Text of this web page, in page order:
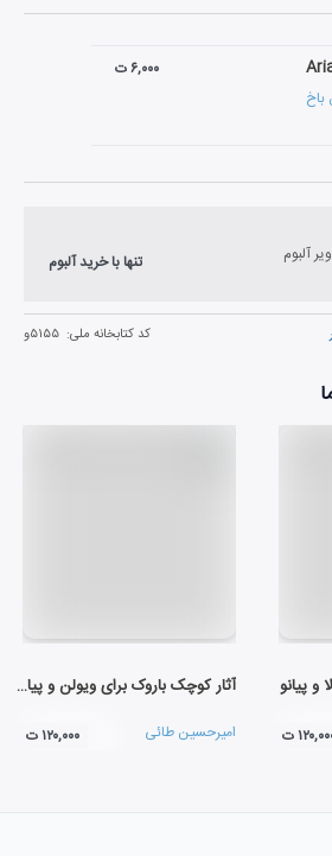
باخ
۶,۰۰۰ ت
آلبوم تنها با خرید آلبوم
کد کتابخانه ملی: ۵۱۵۵و
و پیانو
ت
آثار کوچک باروک برای ویولن و پیانو
امیرحسین طائی ۱۲۰,۰۰۰ ت